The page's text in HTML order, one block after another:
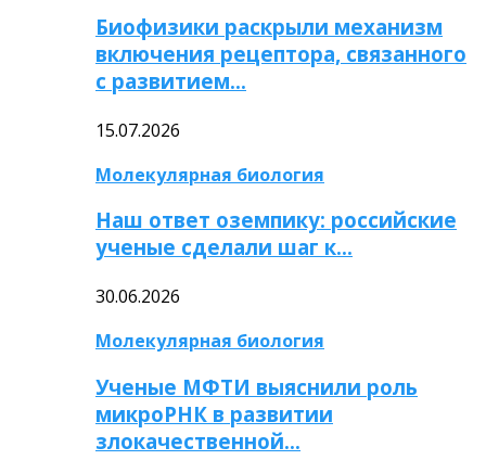
Биофизики раскрыли механизм
включения рецептора, связанного
с развитием…
15.07.2026
Молекулярная биология
Наш ответ оземпику: российские
ученые сделали шаг к…
30.06.2026
Молекулярная биология
Ученые МФТИ выяснили роль
микроРНК в развитии
злокачественной…